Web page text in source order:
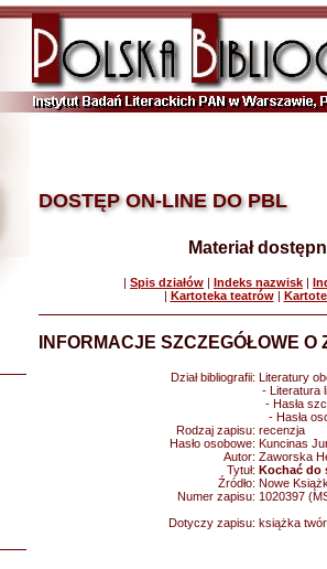
DOSTĘP ON-LINE DO PBL
Materiał
| Spis działów | Indeks nazwisk |
| Kartoteka teatrów|
INFORMACJE SZCZEGÓŁOWE O
Dział bibliografii: Literatury
- Literatura
- Hasła
- Hasła
Rodzaj zapisu: recenzja
Hasło osobowe: Kuncinas
Autor: Zaworska
Tytuł: Kochać do
Źródło: Nowe
Numer zapisu: 1020397
Dotyczy zapisu: książka